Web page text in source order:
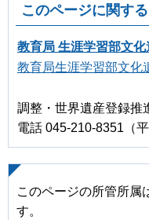
このページに関す
教育局 生涯学習部文化
教育局生涯学習部文化
調整・世界遺産登録推
電話 045-210-8351（
このページの所管所属
す。